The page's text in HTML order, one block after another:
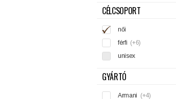
SZŰRÉS
CÉLCSOPORT
női
férfi (+6)
unisex
GYÁRTÓ
Armani (+4)